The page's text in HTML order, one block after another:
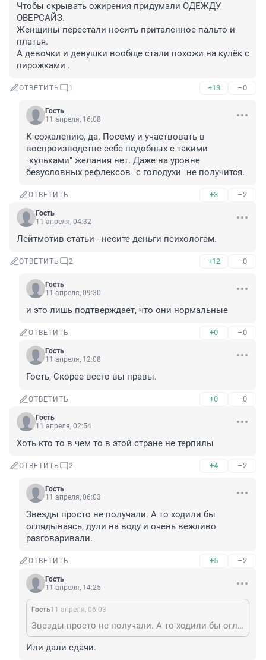
Чтобы скрывать ожирения придумали ОДЕЖДУ
ОВЕРСАЙЗ.
Женщины перестали носить приталенное пальто и
платья.
А девочки и девушки вообще стали похожи на кулёк с
пирожками .
ОТВЕТИТЬ 1 +13 –0
Гость
11 апреля, 16:08
К сожалению, да. Посему и участвовать в
воспроизводстве себе подобных с такими
"кульками" желания нет. Даже на уровне
безусловных рефлексов "с голодухи" не получится.
ОТВЕТИТЬ +3 –2
Гость
11 апреля, 04:32
Лейтмотив статьи - несите деньги психологам.
ОТВЕТИТЬ 2 +12 –0
Гость
11 апреля, 09:30
и это лишь подтверждает, что они нормальные
ОТВЕТИТЬ +0 –0
Гость
11 апреля, 12:08
Гость, Скорее всего вы правы.
ОТВЕТИТЬ +0 –0
Гость
11 апреля, 02:54
Хоть кто то в чем то в этой стране не терпилы
ОТВЕТИТЬ 2 +4 –2
Гость
11 апреля, 06:03
Звезды просто не получали. А то ходили бы
оглядываясь, дули на воду и очень вежливо
разговаривали.
ОТВЕТИТЬ +5 –2
Гость
11 апреля, 14:25
Гость11 апреля, 06:03
Звезды просто не получали. А то ходили бы оглядываясь, дули на воду и очень вежливо разговаривали.
Или дали сдачи.